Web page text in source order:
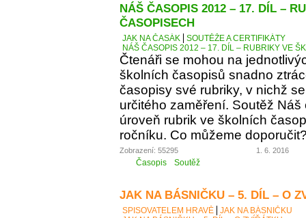
NÁŠ ČASOPIS 2012 – 17. DÍL –
ČASOPISECH
JAK NA ČASÁK
SOUTĚŽE A CERTIFIKÁTY
NÁŠ ČASOPIS 2012 – 17. DÍL – RUBRIKY VE
Čtenáři se mohou na
školních časopisů snadno
časopisy své rubriky, v nichž
určitého zaměření. Soutěž
úroveň rubrik ve školních
ročníku. Co můžeme
Zobrazení: 55295 1. 6. 2016
Časopis Soutěž
JAK NA BÁSNIČKU – 5. DÍL – O
SPISOVATELEM HRAVĚ
JAK NA BÁSNIČKU